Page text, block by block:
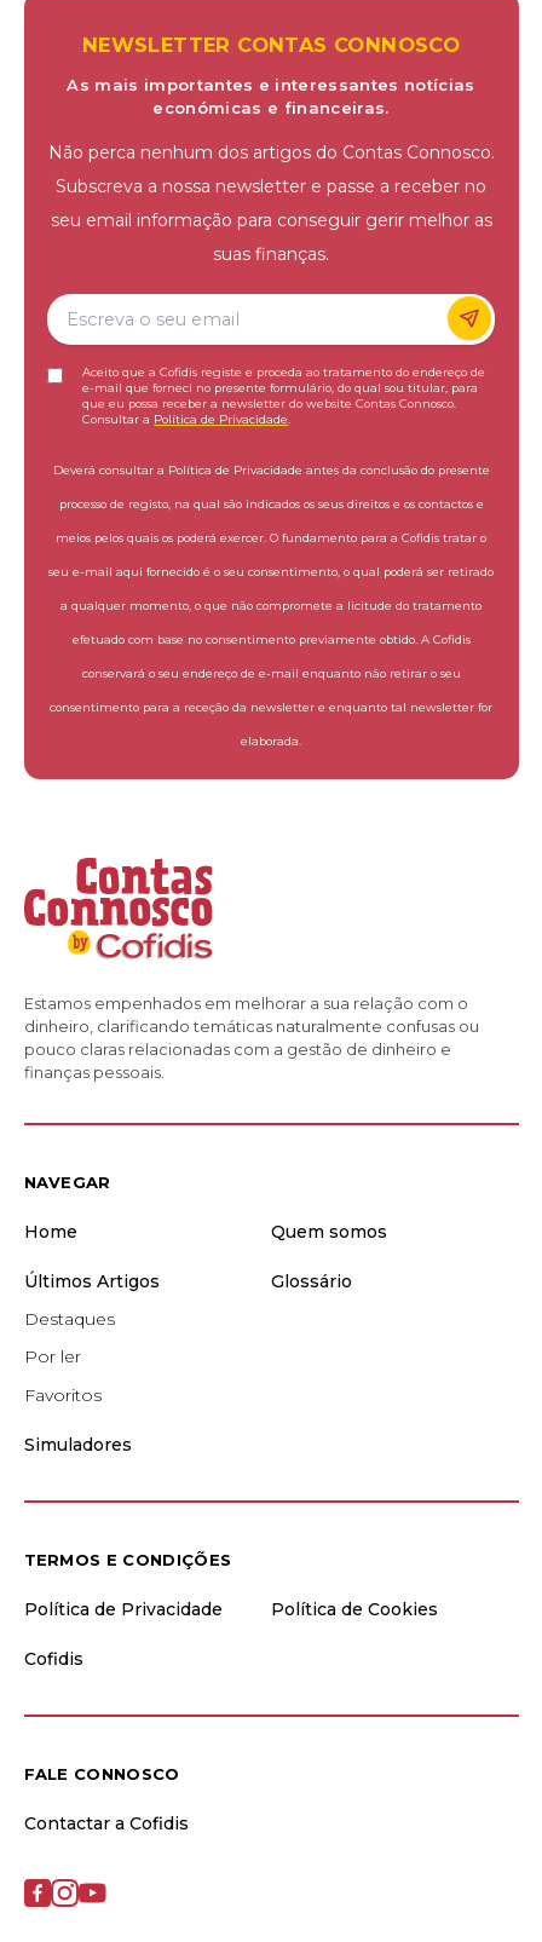
NEWSLETTER CONTAS CONNOSCO
As mais importantes e interessantes notícias
económicas e financeiras.
Não perca nenhum dos artigos do Contas Connosco.
Subscreva a nossa newsletter e passe a receber no
seu email informação para conseguir gerir melhor as
suas finanças.
Aceito que a Cofidis registe e proceda ao tratamento do endereço de
e-mail que forneci no presente formulário, do qual sou titular, para
que eu possa receber a newsletter do website Contas Connosco.
Consultar a Política de Privacidade
Deverá consultar a Política de Privacidade antes da conclusão do presente
processo de registo, na qual são indicados os seus direitos e os contactos e
meios pelos quais os poderá exercer. O fundamento para a Cofidis tratar o
seu e-mail aqui fornecido é o seu consentimento, o qual poderá ser retirado
a qualquer momento, o que não compromete a licitude do tratamento
efetuado com base no consentimento previamente obtido. A Cofidis
conservará o seu endereço de e-mail enquanto não retirar o seu
consentimento para a receção da newsletter e enquanto tal newsletter for
elaborada.
Estamos empenhados em melhorar a sua relação com o
dinheiro, clarificando temáticas naturalmente confusas ou
pouco claras relacionadas com a gestão de dinheiro e
finanças pessoais.
NAVEGAR
Home Quem somos
Últimos Artigos
Destaques
Por ler
Favoritos
Glossário
Simuladores
TERMOS E CONDIÇÕES
Política de Privacidade Política de Cookies
Cofidis
FALE CONNOSCO
Contactar a Cofidis